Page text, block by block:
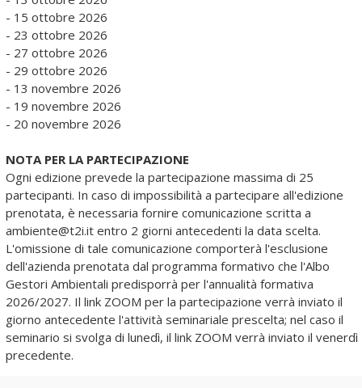
- 15 ottobre 2026
- 23 ottobre 2026
- 27 ottobre 2026
- 29 ottobre 2026
- 13 novembre 2026
- 19 novembre 2026
​- 20 novembre 2026
NOTA PER LA PARTECIPAZIONE
Ogni edizione prevede la partecipazione massima di 25
partecipanti. In caso di impossibilità a partecipare all'edizione
prenotata, è necessaria fornire comunicazione scritta a
ambiente@t2i.it entro 2 giorni antecedenti la data scelta.
L'omissione di tale comunicazione comporterà l'esclusione
dell'azienda prenotata dal programma formativo che l'Albo
Gestori Ambientali predisporrà per l'annualità formativa
2026/2027. Il link ZOOM per la partecipazione verrà inviato il
giorno antecedente l'attività seminariale prescelta; nel caso il
seminario si svolga di lunedì, il link ZOOM verrà inviato il venerdì
precedente.